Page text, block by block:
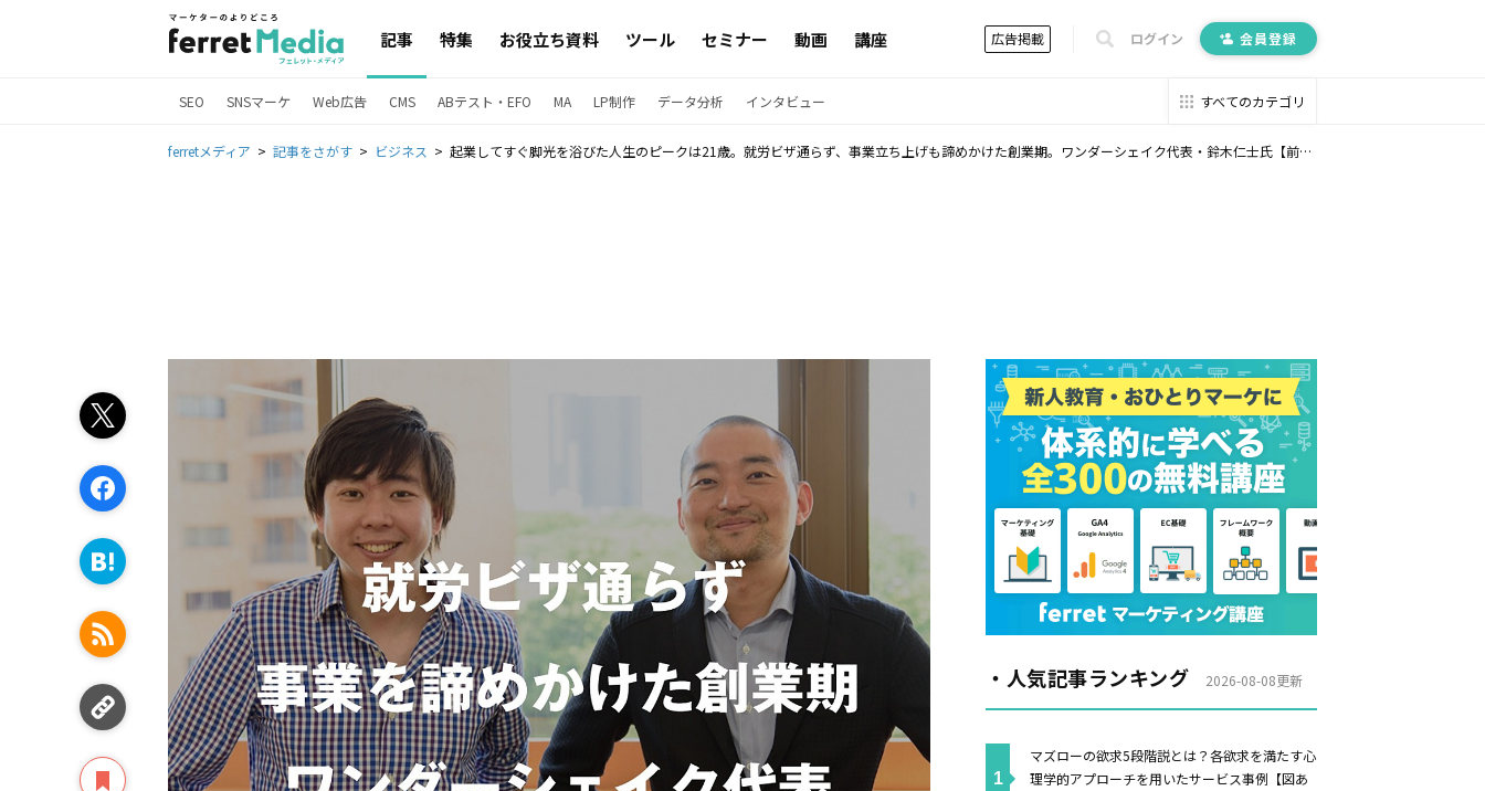
記事 特集 お役立ち資料 ツール セミナー 動画 講座 広告掲載 ログイン 会員登録
SEO SNSマーケ Web広告 CMS ABテスト・EFO MA LP制作 データ分析 インタビュー すべてのカテゴリ
ferretメディア 記事をさがす ビジネス 起業してすぐ脚光を浴びた人生のピークは21歳。就労ビザ通らず、事業立ち上げも諦めかけた創業期。ワンダーシェイク代表・鈴木仁士氏【前編】
・人気記事ランキング 2026-08-08更新
マズローの欲求5段階説とは？各欲求を満たす心
理学的アプローチを用いたサービス事例【図あ